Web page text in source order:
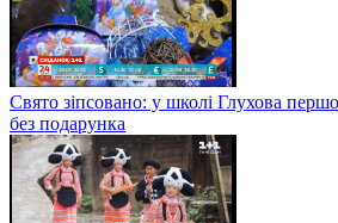
Свято зіпсовано: у школі Глухова
без подарунка